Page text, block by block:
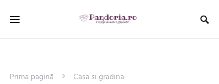
Prima pagină Casa si gradina